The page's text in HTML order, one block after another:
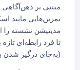
مدیتیشن نشسته را
تا فرد رابطه‌ای
(به‌جای درگیر شدن